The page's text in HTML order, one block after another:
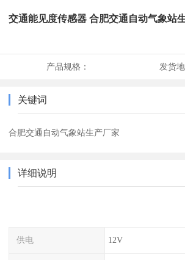
交通能见度传感器 合肥交通自动气象站
产品规格： 发货
关键词
合肥交通自动气象站生产厂家
详细说明
供电 12V